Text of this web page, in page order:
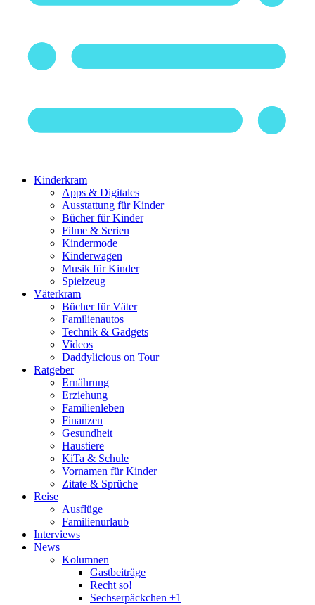
Kinderkram
Apps & Digitales
Ausstattung für Kinder
Bücher für Kinder
Filme & Serien
Kindermode
Kinderwagen
Musik für Kinder
Spielzeug
Väterkram
Bücher für Väter
Familienautos
Technik & Gadgets
Videos
Daddylicious on Tour
Ratgeber
Ernährung
Erziehung
Familienleben
Finanzen
Gesundheit
Haustiere
KiTa & Schule
Vornamen für Kinder
Zitate & Sprüche
Reise
Ausflüge
Familienurlaub
Interviews
News
Kolumnen
Gastbeiträge
Recht so!
Sechserpäckchen +1